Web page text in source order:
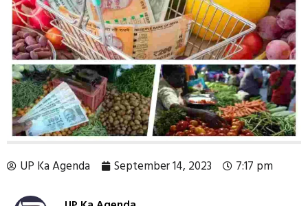
UP Ka Agenda September 14, 2023 7:17 pm